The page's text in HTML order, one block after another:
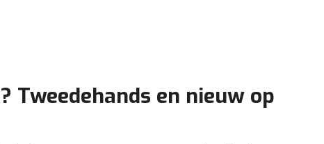
Tweedehands en nieuw op